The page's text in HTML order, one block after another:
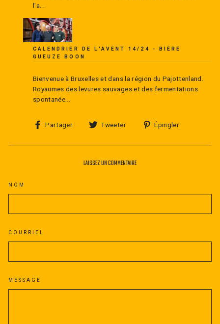
l'a...
CALENDRIER DE L'AVENT 14/24 - BIÈRE
GUEUZE BOON
Bienvenue à Bruxelles et dans la région du Pajottenland.
Royaumes des levures sauvages et des fermentations
spontanée...
Partager
Partager
Facebook
Tweeter
Tweeter
Twitter
Épingler
Pinterest
LAISSEZ UN COMMENTAIRE
NOM
COURRIEL
MESSAGE